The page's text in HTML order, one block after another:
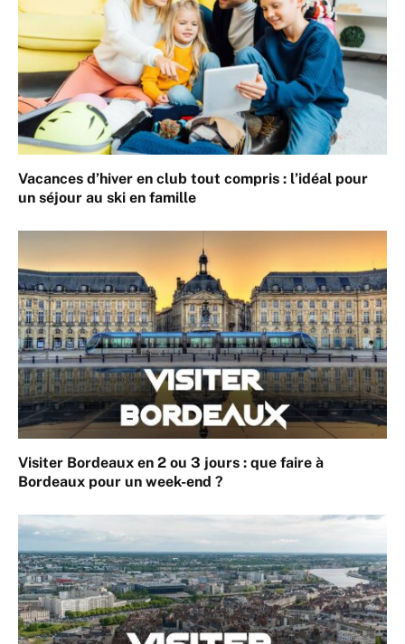
Vacances d’hiver en club tout compris : l’idéal pour
un séjour au ski en famille
Visiter Bordeaux en 2 ou 3 jours : que faire à
Bordeaux pour un week-end ?